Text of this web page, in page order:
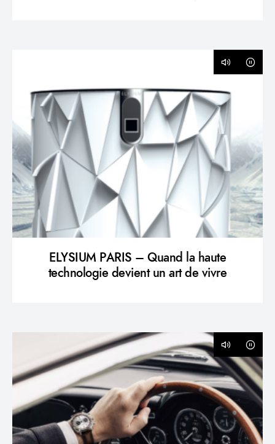
ELYSIUM PARIS – Quand la haute
technologie devient un art de vivre